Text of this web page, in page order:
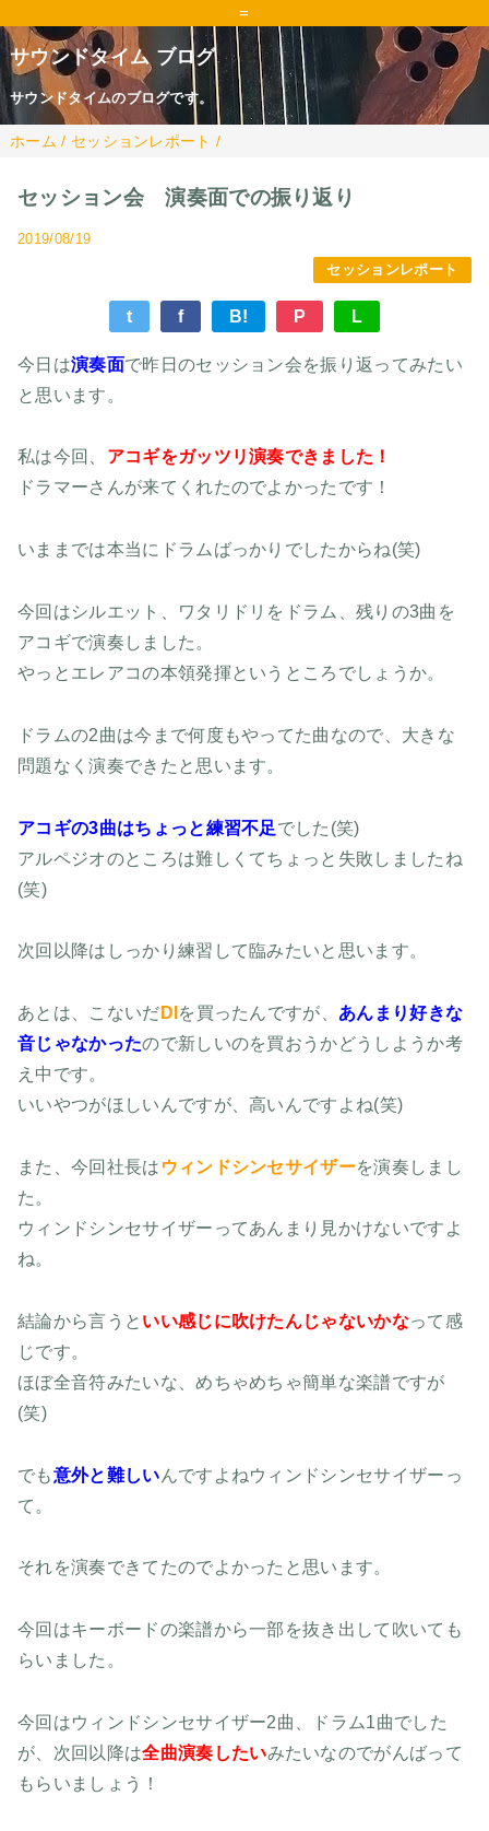
=
サウンドタイム ブログ
サウンドタイムのブログです。
ホーム / セッションレポート /
セッション会 演奏面での振り返り
2019/08/19
セッションレポート
t f B! P L
今日は演奏面で昨日のセッション会を振り返ってみたい
と思います。
私は今回、 アコギをガッツリ演奏できました！
ドラマーさんが来てくれたのでよかったです！
いままでは本当にドラムばっかりでしたからね(笑)
今回はシルエット、ワタリドリをドラム、残りの3曲を
アコギで演奏しました。
やっとエレアコの本領発揮というところでしょうか。
ドラムの2曲は今まで何度もやってた曲なので、大きな
問題なく演奏できたと思います。
アコギの3曲はちょっと練習不足でした(笑)
アルペジオのところは難しくてちょっと失敗しましたね
(笑)
次回以降はしっかり練習して臨みたいと思います。
あとは、こないだ DI を買ったんですが、 あんまり好きな
音じゃなかったので新しいのを買おうかどうしようか考
え中です。
いいやつがほしいんですが、高いんですよね(笑)
また、今回社長は ウィンドシンセサイザーを演奏しまし
た。
ウィンドシンセサイザーってあんまり見かけないですよ
ね。
結論から言うと いい感じに吹けたんじゃないかなって感
じです。
ほぼ全音符みたいな、めちゃめちゃ簡単な楽譜ですが
(笑)
でも意外と難しいんですよねウィンドシンセサイザーっ
て。
それを演奏できてたのでよかったと思います。
今回はキーボードの楽譜から一部を抜き出して吹いても
らいました。
今回はウィンドシンセサイザー2曲、ドラム1曲でした
が、次回以降は全曲演奏したいみたいなのでがんばって
もらいましょう！